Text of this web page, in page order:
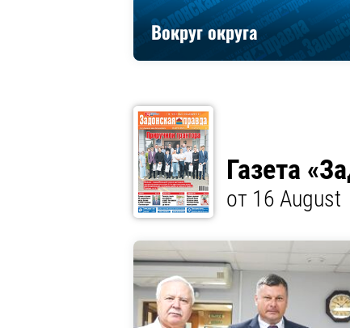
Вокруг округа
Газета
от 16 August